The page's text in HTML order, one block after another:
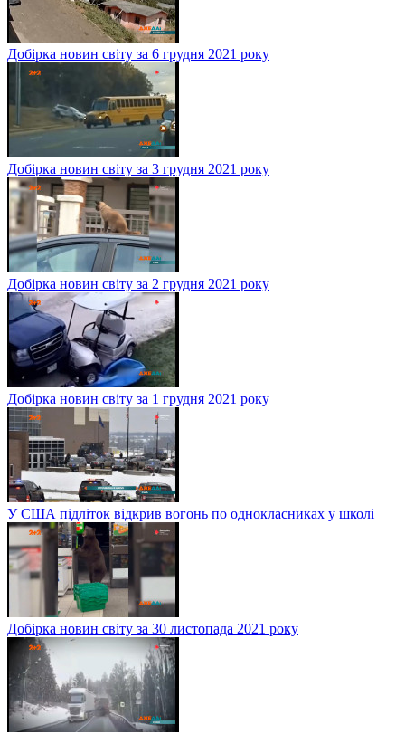
Добірка новин світу за 6 грудня 2021 року
Добірка новин світу за 3 грудня 2021 року
Добірка новин світу за 2 грудня 2021 року
Добірка новин світу за 1 грудня 2021 року
У США підліток відкрив вогонь по однокласниках у школі
Добірка новин світу за 30 листопада 2021 року